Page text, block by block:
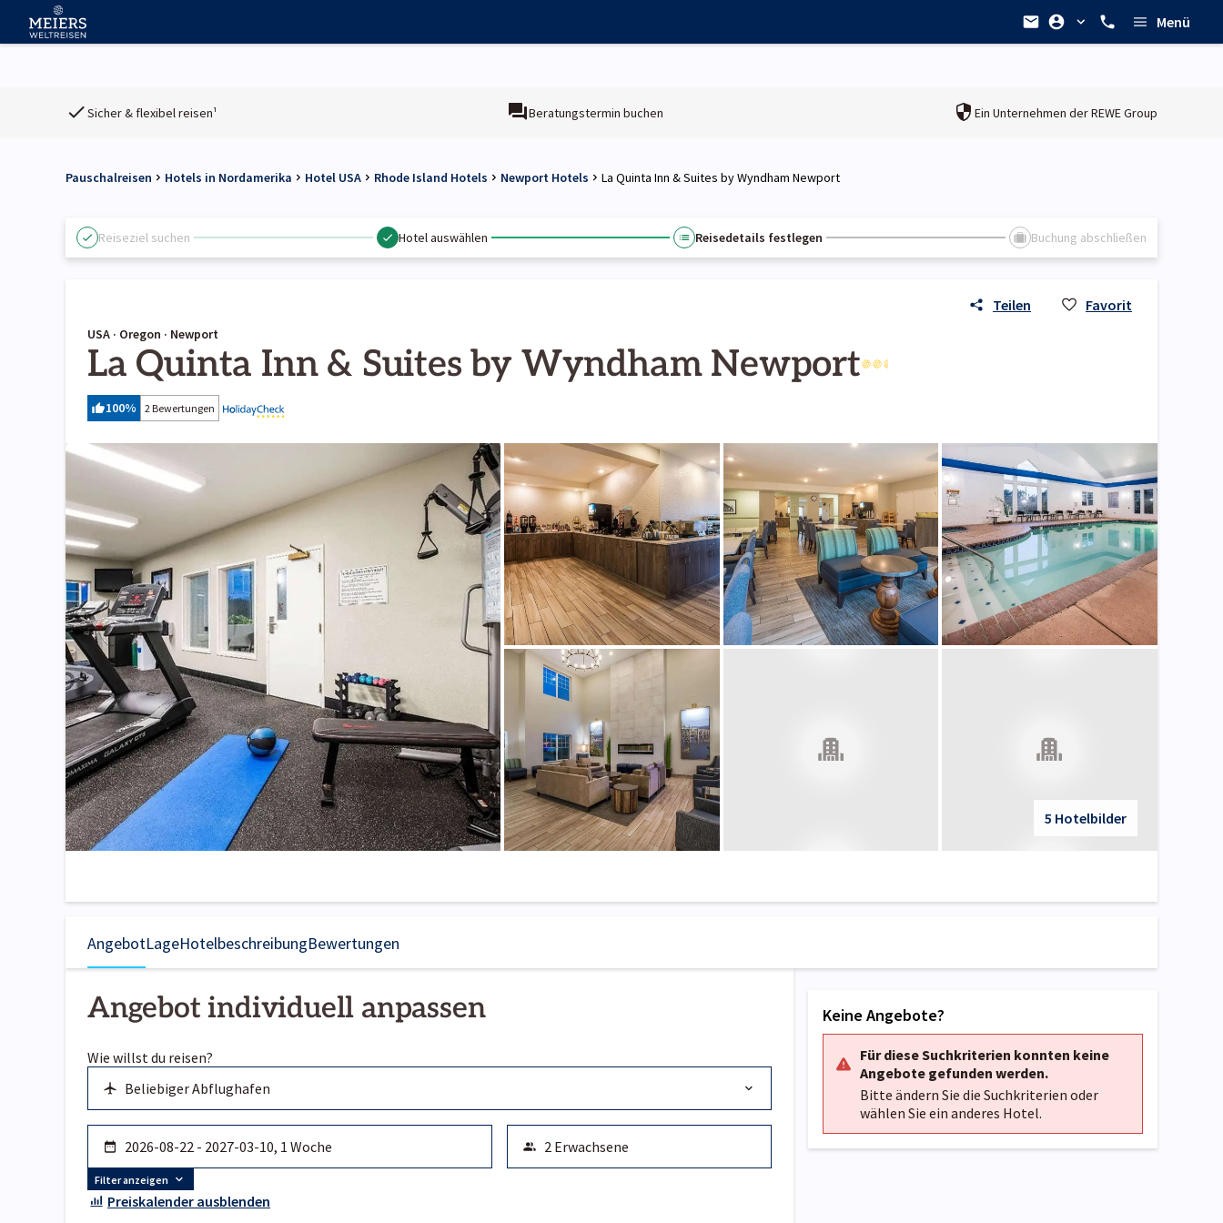
Menü
Sicher & flexibel reisen¹ Beratungstermin buchen Ein Unternehmen derREWE Group
Pauschalreisen Hotels in Nordamerika Hotel USA Rhode Island Hotels Newport Hotels La Quinta Inn & Suites by Wyndham Newport
Reiseziel suchen Hotel auswählen Reisedetails festlegen Buchung abschließen
Teilen Favorit
USA · Oregon · Newport
La Quinta Inn & Suites by Wyndham Newport
100% 2 Bewertungen
5 Hotelbilder
AngebotLageHotelbeschreibungBewertungen
Angebot individuell anpassen
Wie willst du reisen?
Filter anzeigen
Preiskalender ausblenden
Keine Angebote?
Für diese Suchkriterien konnten keine
Angebote gefunden werden.
Bitte ändern Sie die Suchkriterien oder
wählen Sie ein anderes Hotel.